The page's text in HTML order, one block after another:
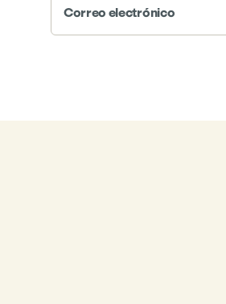
Correo electrónico